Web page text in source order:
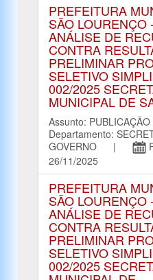
PREFEITURA
SÃO LOURENÇO
ANÁLISE DE
CONTRA
PRELIMINAR
SELETIVO
002/2025
MUNICIPAL DE
Assunto:
Departamento:
GOVERNO |
26/11/2025
PREFEITURA
SÃO LOURENÇO
ANÁLISE DE
CONTRA
PRELIMINAR
SELETIVO
002/2025